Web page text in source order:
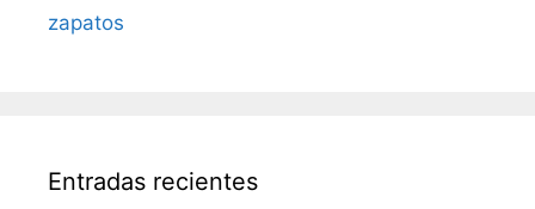
zapatos
Entradas recientes